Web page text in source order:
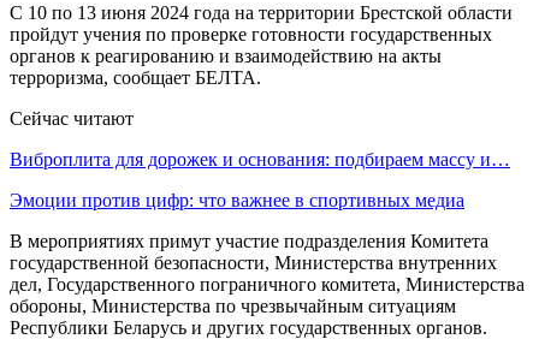
С 10 по 13 июня 2024 года на территории Брестской области
пройдут учения по проверке готовности государственных
органов к реагированию и взаимодействию на акты
терроризма, сообщает БЕЛТА.
Сейчас читают
Виброплита для дорожек и основания: подбираем массу и…
Эмоции против цифр: что важнее в спортивных медиа
В мероприятиях примут участие подразделения Комитета
государственной безопасности, Министерства внутренних
дел, Государственного пограничного комитета, Министерства
обороны, Министерства по чрезвычайным ситуациям
Республики Беларусь и других государственных органов.